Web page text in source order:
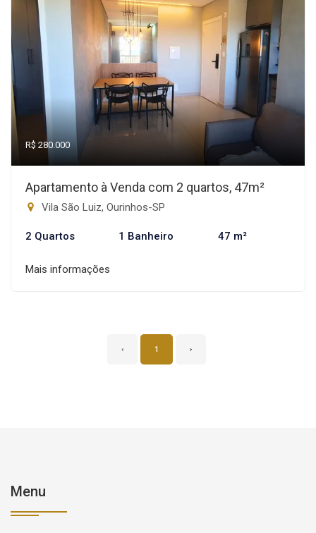
R$ 280.000
Apartamento à Venda com 2 quartos, 47m²
Vila São Luiz, Ourinhos-SP
2 Quartos 1 Banheiro 47 m²
Mais informações
‹ 1 ›
Menu